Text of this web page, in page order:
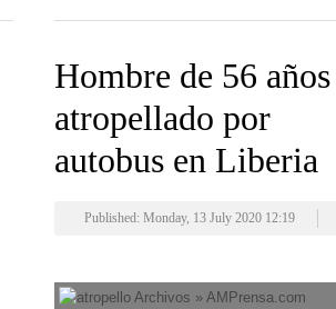
Hombre de 56 años
atropellado por
autobus en Liberia
Published: Monday, 13 July 2020 12:19